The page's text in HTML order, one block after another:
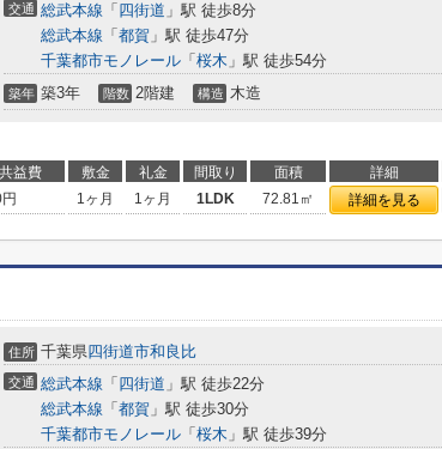
交通 総武本線 「 四街道 」駅 徒歩8分
総武本線 「 都賀 」駅 徒歩47分
千葉都市モノレール 「 桜木 」駅 徒歩54分
築年 築3年 階数 2階建 構造 木造
益費 敷金 礼金 間取り 面積 詳細
1ヶ月 1ヶ月 1LDK 72.81㎡ 詳細を見る
住所 千葉県四街道市和良比
交通 総武本線 「 四街道 」駅 徒歩22分
総武本線 「 都賀 」駅 徒歩30分
千葉都市モノレール 「 桜木 」駅 徒歩39分